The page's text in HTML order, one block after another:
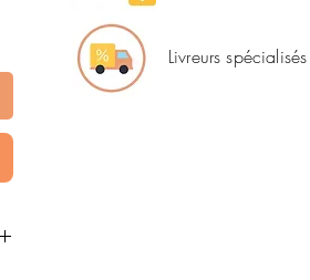
Livreurs spécialisés